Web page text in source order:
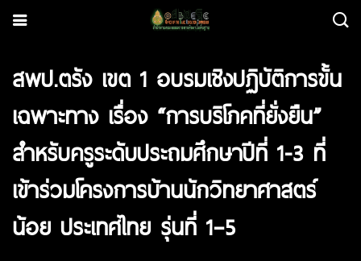
สพป.ตรัง เขต 1 อบรมเชิงปฏิบัติการขั้น
เฉพาะทาง เรื่อง “การบริโภคที่ยั่งยืน”
สำหรับครูระดับประถมศึกษาปีที่ 1-3 ที่
เข้าร่วมโครงการบ้านนักวิทยาศาสตร์
น้อย ประเทศไทย รุ่นที่ 1–5